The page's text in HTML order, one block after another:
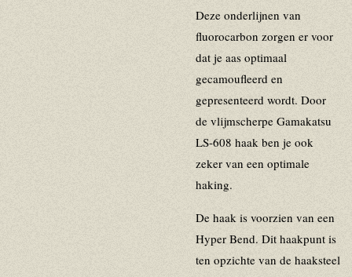
Deze onderlijnen van
fluorocarbon zorgen er voor
dat je aas optimaal
gecamoufleerd en
gepresenteerd wordt. Door
de vlijmscherpe Gamakatsu
LS-608 haak ben je ook
zeker van een optimale
haking.
De haak is voorzien van een
Hyper Bend. Dit haakpunt is
ten opzichte van de haaksteel